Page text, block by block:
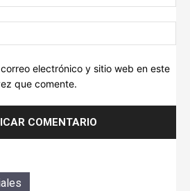
electrónico y sitio web en este
que comente.